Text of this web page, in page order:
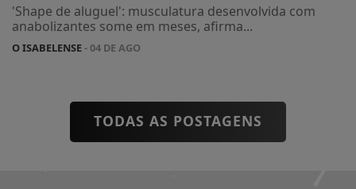
'Shape de aluguel': musculatura desenvolvida com
anabolizantes some em meses, afirma...
O ISABELENSE- 04 DE AGO
TODAS AS POSTAGENS